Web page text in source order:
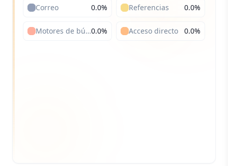
Correo 0.0% Referencias 0.0%
Motores de búsqueda0.0% Acceso directo 0.0%